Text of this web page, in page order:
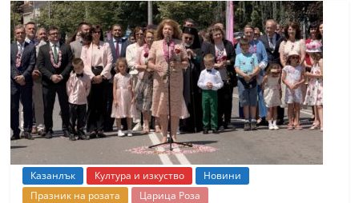
Казанлък Култура и изкуство
Новини
Празник на розата
Царица Роза